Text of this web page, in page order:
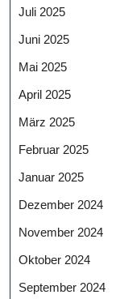
Juli 2025
Juni 2025
Mai 2025
April 2025
März 2025
Februar 2025
Januar 2025
Dezember 2024
November 2024
Oktober 2024
September 2024